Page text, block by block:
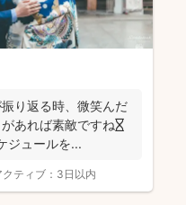
り返る時、微笑んだ
あれば素敵ですね⏳
ジュールを...
ティブ： 3日以内